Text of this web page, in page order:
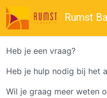
Rumst
Heb je een vraag?
Heb je hulp nodig bij het
Wil je graag meer weten